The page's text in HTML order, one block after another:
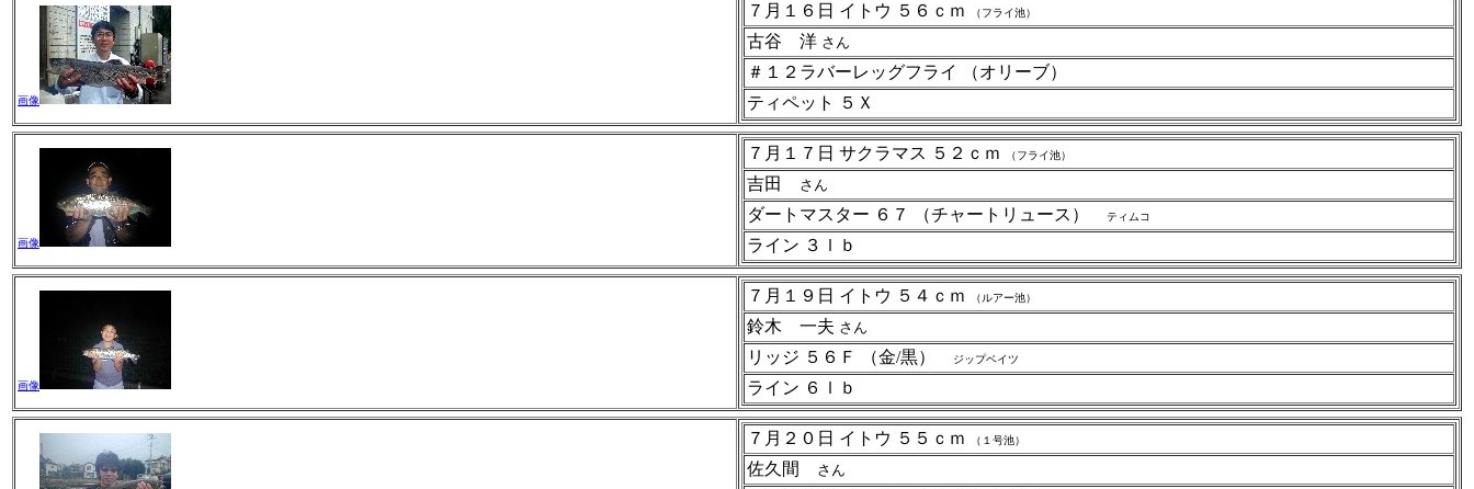
画像
７月１６日 イトウ ５６ｃｍ （フライ池）
古谷 洋 さん
＃１２ラバーレッグフライ （オリーブ）
ティペット ５Ｘ
画像
７月１７日 サクラマス ５２ｃｍ （フライ池）
吉田 さん
ダートマスター ６７ （チャートリュース） ティムコ
ライン ３ｌｂ
画像
７月１９日 イトウ ５４ｃｍ （ルアー池）
鈴木 一夫 さん
リッジ ５６Ｆ （金/黒） ジップベイツ
ライン ６ｌｂ
７月２０日 イトウ ５５ｃｍ （１号池）
佐久間 さん